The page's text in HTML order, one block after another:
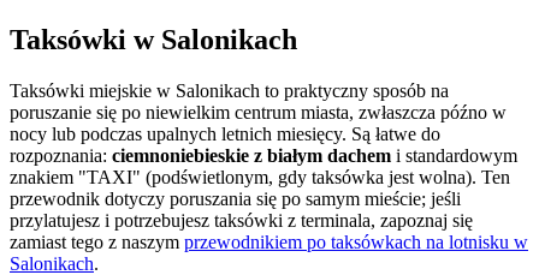
Taksówki w Salonikach
Taksówki miejskie w Salonikach to praktyczny sposób na
poruszanie się po niewielkim centrum miasta, zwłaszcza późno w
nocy lub podczas upalnych letnich miesięcy. Są łatwe do
rozpoznania: ciemnoniebieskie z białym dachem i standardowym
znakiem "TAXI" (podświetlonym, gdy taksówka jest wolna). Ten
przewodnik dotyczy poruszania się po samym mieście; jeśli
przylatujesz i potrzebujesz taksówki z terminala, zapoznaj się
zamiast tego z naszym przewodnikiem po taksówkach na lotnisku w
Salonikach.